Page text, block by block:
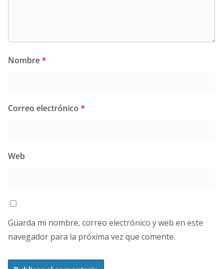
Nombre*
Correo electrónico *
Web
Guarda mi nombre, correo electrónico y web en este
navegador para la próxima vez que comente.